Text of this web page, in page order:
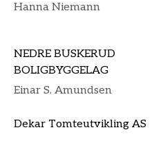
Hanna Niemann
NEDRE BUSKERUD
BOLIGBYGGELAG
Einar S. Amundsen
Dekar Tomteutvikling AS